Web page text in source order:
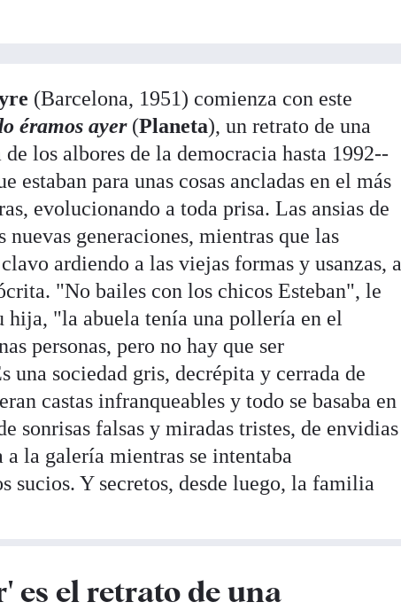
(Barcelona, 1951) comienza con este
éramos ayer(Planeta), un retrato de una
los albores de la democracia hasta 1992--
estaban para unas cosas ancladas en el más
evolucionando a toda prisa. Las ansias de
generaciones, mientras que las
ardiendo a las viejas formas y usanzas, a
"No bailes con los chicos Esteban", le
hija, "la abuela tenía una pollería en el
personas, pero no hay que ser
una sociedad gris, decrépita y cerrada de
castas infranqueables y todo se basaba en
sonrisas falsas y miradas tristes, de envidias
la galería mientras se intentaba
sucios. Y secretos, desde luego, la familia
es el retrato de una